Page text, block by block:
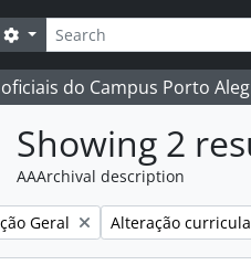
Search options
do Campus Porto
Showing 2
AAArchival description
filter:
Geral Remove filter:
Alteração